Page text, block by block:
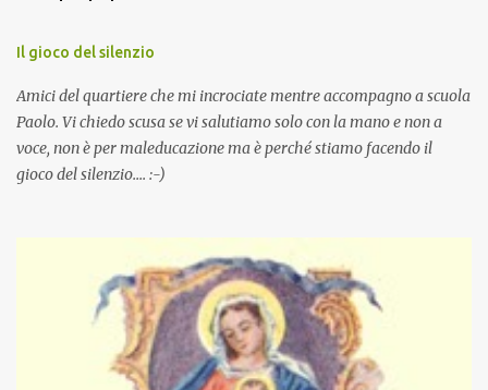
Il gioco del silenzio
Amici del quartiere che mi incrociate mentre accompagno a scuola
Paolo. Vi chiedo scusa se vi salutiamo solo con la mano e non a
voce, non è per maleducazione ma è perché stiamo facendo il
gioco del silenzio.... :-)